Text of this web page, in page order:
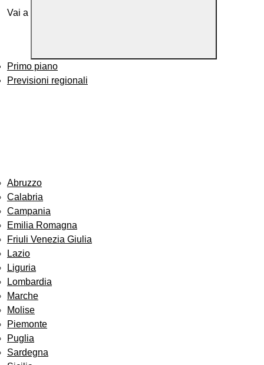
Vai a
Primo piano
Previsioni regionali
Abruzzo
Calabria
Campania
Emilia Romagna
Friuli Venezia Giulia
Lazio
Liguria
Lombardia
Marche
Molise
Piemonte
Puglia
Sardegna